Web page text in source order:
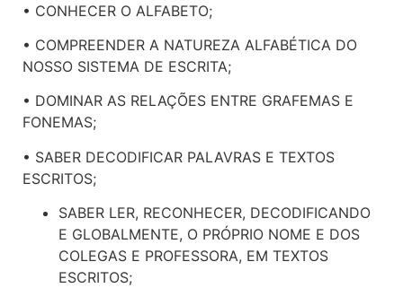
• CONHECER O ALFABETO;
• COMPREENDER A NATUREZA ALFABÉTICA DO
NOSSO SISTEMA DE ESCRITA;
• DOMINAR AS RELAÇÕES ENTRE GRAFEMAS E
FONEMAS;
• SABER DECODIFICAR PALAVRAS E TEXTOS
ESCRITOS;
SABER LER, RECONHECER, DECODIFICANDO
E GLOBALMENTE, O PRÓPRIO NOME E DOS
COLEGAS E PROFESSORA, EM TEXTOS
ESCRITOS;